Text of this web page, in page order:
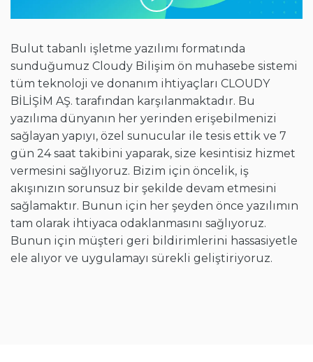
Bulut tabanlı işletme yazılımı formatında
sunduğumuz Cloudy Bilişim ön muhasebe sistemi
tüm teknoloji ve donanım ihtiyaçları CLOUDY
BİLİŞİM AŞ. tarafından karşılanmaktadır. Bu
yazılıma dünyanın her yerinden erişebilmenizi
sağlayan yapıyı, özel sunucular ile tesis ettik ve 7
gün 24 saat takibini yaparak, size kesintisiz hizmet
vermesini sağlıyoruz. Bizim için öncelik, iş
akışınızın sorunsuz bir şekilde devam etmesini
sağlamaktır. Bunun için her şeyden önce yazılımın
tam olarak ihtiyaca odaklanmasını sağlıyoruz.
Bunun için müşteri geri bildirimlerini hassasiyetle
ele alıyor ve uygulamayı sürekli geliştiriyoruz.